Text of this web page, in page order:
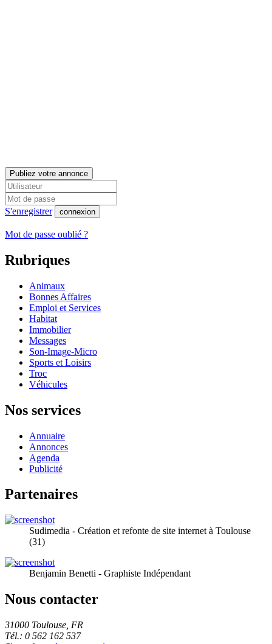
Publiez votre annonce
S'enregistrer connexion
Mot de passe oublié ?
Rubriques
Animaux
Bonnes Affaires
Emploi et Services
Habitat
Immobilier
Messages
Son-Image-Micro
Sports et Loisirs
Troc
Véhicules
Nos services
Annuaire
Annonces
Agenda
Publicité
Partenaires
Sudimedia - Création et refonte de site internet à Toulouse
(31)
Benjamin Benetti - Graphiste Indépendant
Nous contacter
31000 Toulouse, FR
Tél.: 0 562 162 537